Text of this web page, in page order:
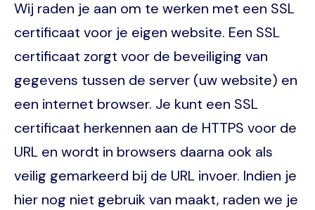
Wij raden je aan om te werken met een SSL
certificaat voor je eigen website. Een SSL
certificaat zorgt voor de beveiliging van
gegevens tussen de server (uw website) en
een internet browser. Je kunt een SSL
certificaat herkennen aan de HTTPS voor de
URL en wordt in browsers daarna ook als
veilig gemarkeerd bij de URL invoer. Indien je
hier nog niet gebruik van maakt, raden we je